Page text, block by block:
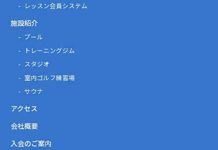
レッスン会員システム
施設紹介
プール
トレーニングジム
スタジオ
室内ゴルフ練習場
サウナ
アクセス
会社概要
入会のご案内